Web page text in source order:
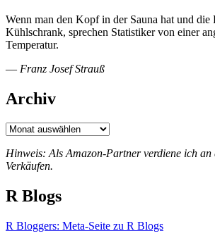
Wenn man den Kopf in der Sauna hat und die
Kühlschrank, sprechen Statistiker von einer
Temperatur.
— Franz Josef Strauß
Archiv
Archiv
Hinweis: Als Amazon-Partner verdiene ich
Verkäufen.
R Blogs
R Bloggers: Meta-Seite zu R Blogs